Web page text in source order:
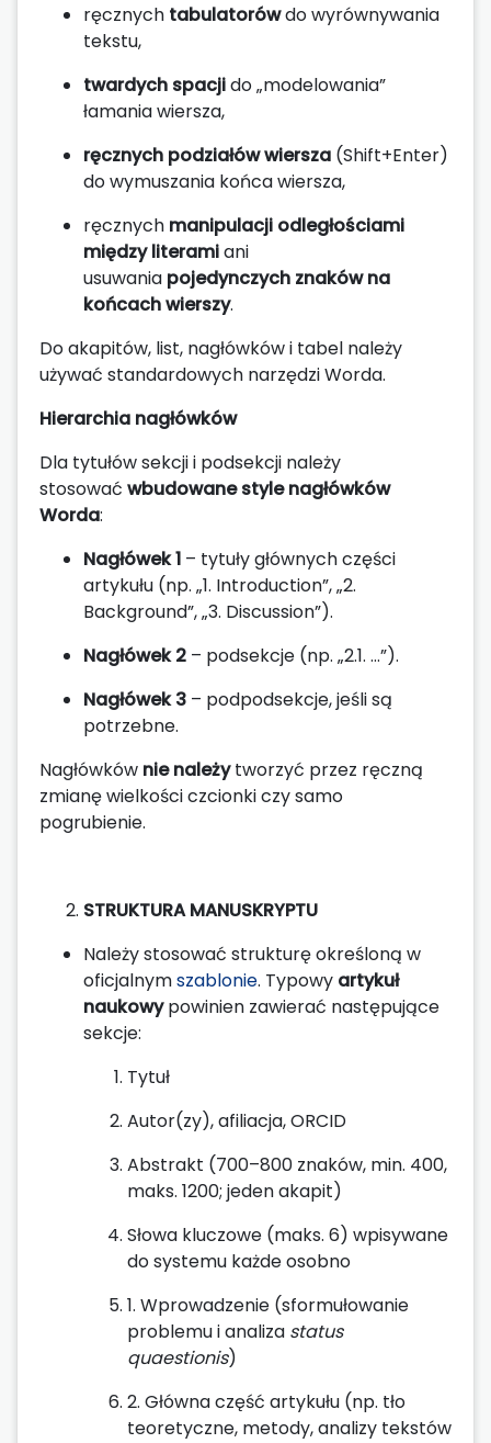
ręcznych tabulatorówdo wyrównywania
tekstu,
twardych spacjido „modelowania”
łamania wiersza,
ręcznych podziałów wiersza (Shift+Enter)
do wymuszania końca wiersza,
ręcznych manipulacji odległościami
między literamiani
usuwania pojedynczych znaków na
końcach wierszy.
Do akapitów, list, nagłówków i tabel należy
używać standardowych narzędzi Worda.
Hierarchia nagłówków
Dla tytułów sekcji i podsekcji należy
stosować wbudowane style nagłówków
Worda:
Nagłówek 1 – tytuły głównych części
artykułu (np. „1. Introduction”, „2.
Background”, „3. Discussion”).
Nagłówek 2 – podsekcje (np. „2.1. …”).
Nagłówek 3 – podpodsekcje, jeśli są
potrzebne.
Nagłówków nie należytworzyć przez ręczną
zmianę wielkości czcionki czy samo
pogrubienie.
STRUKTURA MANUSKRYPTU
Należy stosować strukturę określoną w
oficjalnymszablonie. Typowy artykuł
naukowypowinien zawierać następujące
sekcje:
Tytuł
Autor(zy), afiliacja, ORCID
Abstrakt (700–800 znaków, min. 400,
maks. 1200; jeden akapit)
Słowa kluczowe (maks. 6) wpisywane
do systemu każde osobno
1. Wprowadzenie (sformułowanie
problemu i analiza status
quaestionis)
2. Główna część artykułu (np. tło
teoretyczne, metody, analizy tekstów